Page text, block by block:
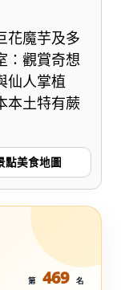
花魔芋及多
：觀賞奇想
仙人掌植
本土特有蕨
點美食地圖
第 469 名